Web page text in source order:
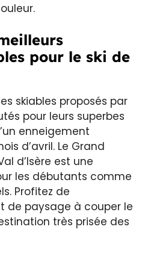
pour le ski de
skiables proposés par
pour leurs superbes
enneigement
d’avril. Le Grand
d’Isère est une
les débutants comme
Profitez de
de paysage à couper le
très prisée des